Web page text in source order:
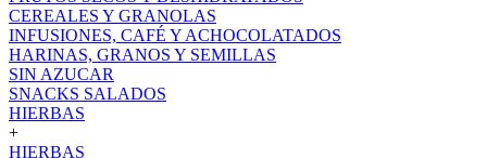
CEREALES Y GRANOLAS
INFUSIONES, CAFÉ Y ACHOCOLATADOS
HARINAS, GRANOS Y SEMILLAS
SIN AZUCAR
SNACKS SALADOS
HIERBAS
+
HIERBAS